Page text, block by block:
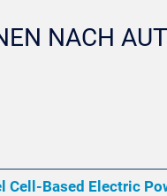
NACH
Cell-Based Electric